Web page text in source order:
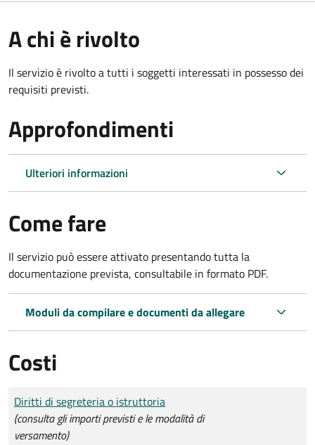
A chi è rivolto
Il servizio è rivolto a tutti i soggetti interessati in possesso dei
requisiti previsti.
Approfondimenti
Ulteriori informazioni
Come fare
Il servizio può essere attivato presentando tutta la
documentazione prevista, consultabile in formato PDF.
Moduli da compilare e documenti da allegare
Costi
Tipo di pagamento
Importo
Diritti di segreteria o istruttoria
(consulta gli importi previsti e le modalità di
versamento)